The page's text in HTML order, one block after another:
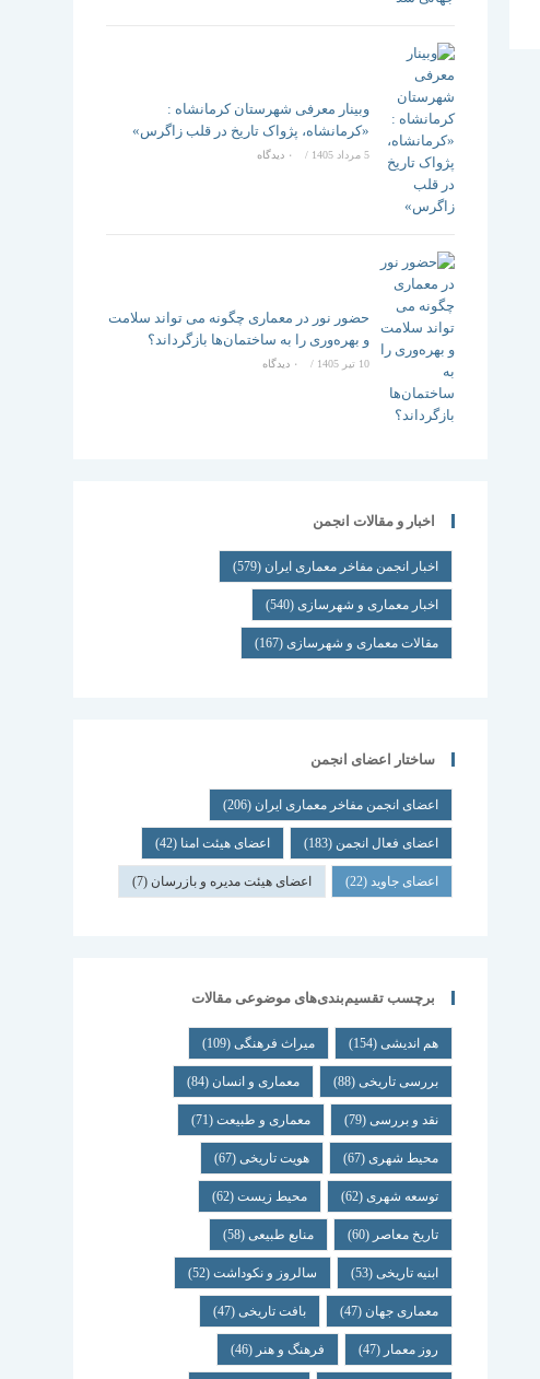
وبینار معرفی شهرستان کرمانشاه :
«کرمانشاه، پژواک تاریخ در قلب زاگرس»
5 مرداد 1405 / ۰ دیدگاه
حضور نور در معماری چگونه می تواند سلامت
و بهره‌وری را به ساختمان‌ها بازگرداند؟
10 تیر 1405 / ۰ دیدگاه
اخبار و مقالات انجمن
اخبار انجمن مفاخر معماری ایران (579)
اخبار معماری و شهرسازی(540)
مقالات معماری و شهرسازی(167)
ساختار اعضای انجمن
اعضای انجمن مفاخر معماری ایران (206)
اعضای فعال انجمن (183) اعضای هیئت امنا (42)
اعضای جاوید(22) اعضای هیئت مدیره و بازرسان (7)
برچسب تقسیم‌بندی‌های موضوعی مقالات
هم اندیشی(154) میراث فرهنگی(109)
بررسی تاریخی(88) معماری و انسان (84)
نقد و بررسی(79) معماری و طبیعت(71)
محیط شهری(67) هویت تاریخی(67)
توسعه شهری(62) محیط زیست(62)
تاریخ معاصر (60) منابع طبیعی(58)
ابنیه تاریخی(53) سالروز و نکوداشت(52)
معماری جهان (47) بافت تاریخی(47)
روز معمار (47) فرهنگ و هنر (46)